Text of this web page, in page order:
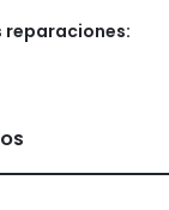
reparaciones: